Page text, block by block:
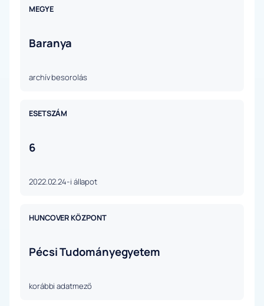
MEGYE
Baranya
archív besorolás
ESETSZÁM
6
2022.02.24-i állapot
HUNCOVER KÖZPONT
Pécsi Tudományegyetem
korábbi adatmező